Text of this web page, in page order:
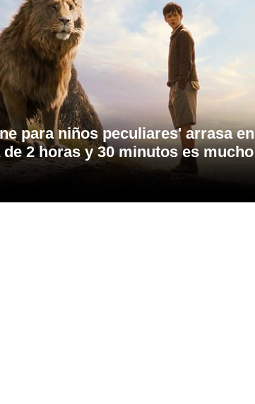
para niños peculiares' arrasa en
2 horas y 30 minutos es mucho